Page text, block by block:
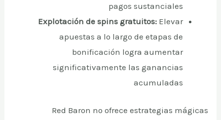
pagos sustanciales
Explotación de spins gratuitos:Elevar
apuestas a lo largo de etapas de
bonificación logra aumentar
significativamente las ganancias
acumuladas
Red Baron no ofrece estrategias mágicas